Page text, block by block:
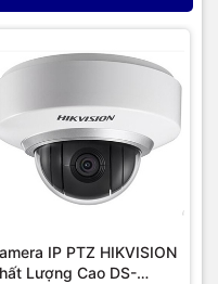
IP PTZ HIKVISION
Lượng Cao DS-